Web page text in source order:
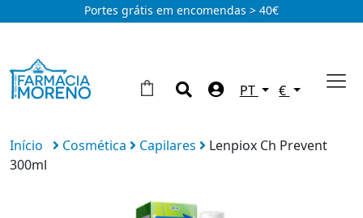
Portes grátis em encomendas > 40€
PT €
Início Cosmética Capilares
Lenpiox Ch Prevent
300ml